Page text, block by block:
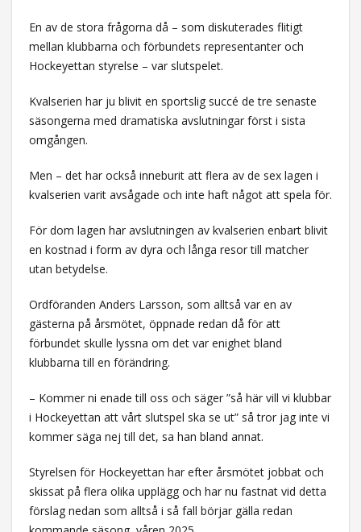
En av de stora frågorna då – som diskuterades flitigt
mellan klubbarna och förbundets representanter och
Hockeyettan styrelse – var slutspelet.
Kvalserien har ju blivit en sportslig succé de tre senaste
säsongerna med dramatiska avslutningar först i sista
omgången.
Men – det har också inneburit att flera av de sex lagen i
kvalserien varit avsågade och inte haft något att spela för.
För dom lagen har avslutningen av kvalserien enbart blivit
en kostnad i form av dyra och långa resor till matcher
utan betydelse.
Ordföranden Anders Larsson, som alltså var en av
gästerna på årsmötet, öppnade redan då för att
förbundet skulle lyssna om det var enighet bland
klubbarna till en förändring.
– Kommer ni enade till oss och säger ”så här vill vi klubbar
i Hockeyettan att vårt slutspel ska se ut” så tror jag inte vi
kommer säga nej till det, sa han bland annat.
Styrelsen för Hockeyettan har efter årsmötet jobbat och
skissat på flera olika upplägg och har nu fastnat vid detta
förslag nedan som alltså i så fall börjar gälla redan